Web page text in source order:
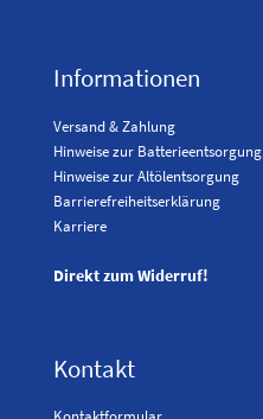
Informationen
Versand & Zahlung
Hinweise zur Batterieentsorgung
Hinweise zur Altölentsorgung
Barrierefreiheitserklärung
Karriere
Direkt zum Widerruf!
Kontakt